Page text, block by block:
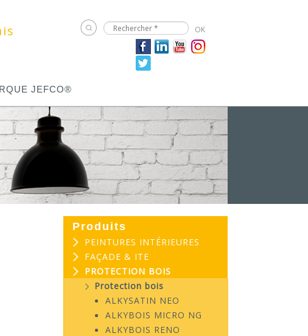
JEFCO®
Produits
PEINTURES INTÉRIEURES
FAÇADE & ITE
PROTECTION BOIS
Protection bois
ALKYSATIN NEO
ALKYBOIS MICRO NG
ALKYBOIS RENO